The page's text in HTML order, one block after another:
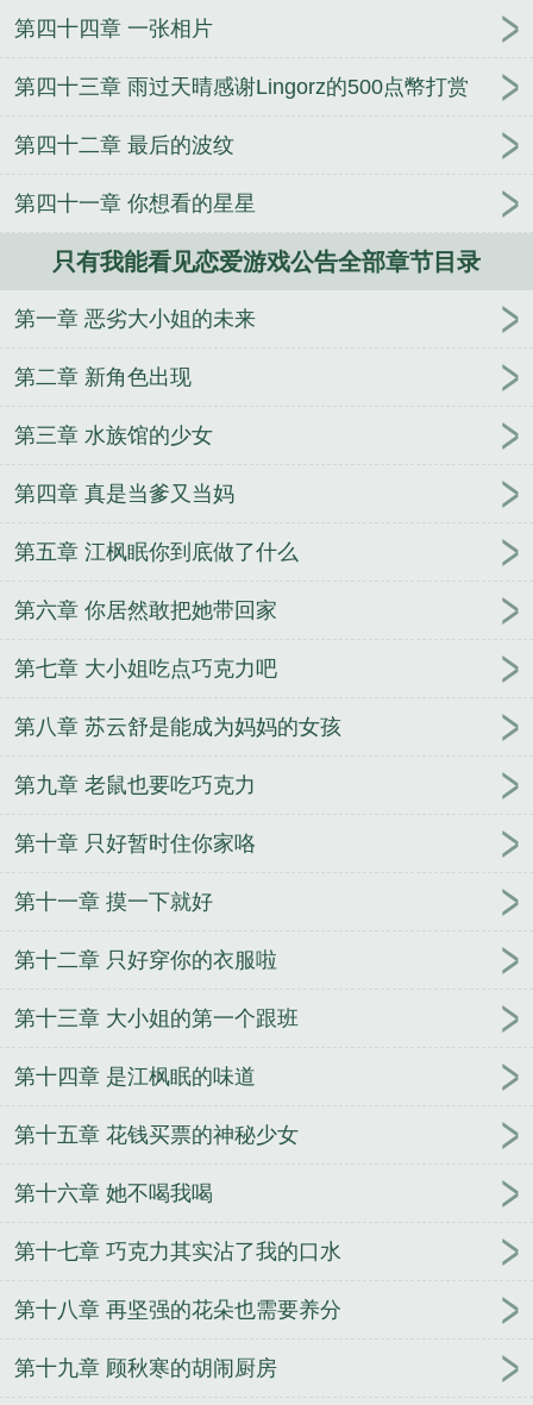
人民写作
万界临终关怀公司
华娱：从绑定前桌开
始
艾瑞巴蒂i第38本书
民国1937：我有抗日援助系
统
开局满级头球，我在阿森纳当球王 综漫：不一样
脑
同时穿越：我们独自在万界升级
抗日：从穿越
第四十四章 一张相片
第四十三章 雨过天晴感谢Lingorz的500点幣打赏
第四十二章 最后的波纹
第四十一章 你想看的星星
只有我能看见恋爱游戏公告全部章节目录
第一章 恶劣大小姐的未来
第二章 新角色出现
第三章 水族馆的少女
第四章 真是当爹又当妈
第五章 江枫眠你到底做了什么
第六章 你居然敢把她带回家
第七章 大小姐吃点巧克力吧
第八章 苏云舒是能成为妈妈的女孩
第九章 老鼠也要吃巧克力
第十章 只好暂时住你家咯
第十一章 摸一下就好
第十二章 只好穿你的衣服啦
第十三章 大小姐的第一个跟班
第十四章 是江枫眠的味道
第十五章 花钱买票的神秘少女
第十六章 她不喝我喝
第十七章 巧克力其实沾了我的口水
第十八章 再坚强的花朵也需要养分
第十九章 顾秋寒的胡闹厨房